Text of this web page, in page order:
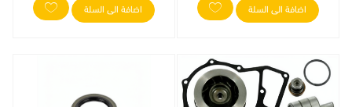
اضافة الى السلة اضافة الى السلة